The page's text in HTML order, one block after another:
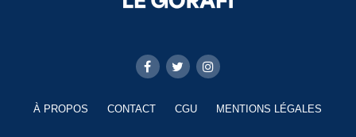
À PROPOS CONTACT CGU MENTIONS LÉGALES